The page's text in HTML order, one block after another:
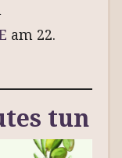
am 22.
tun